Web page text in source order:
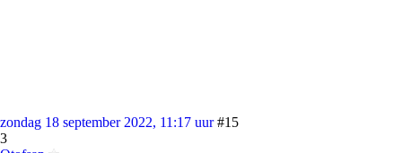
zondag 18 september 2022, 11:17 uur #15
3